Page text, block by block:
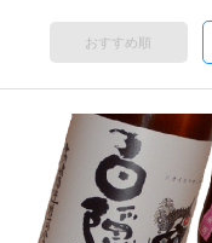
おすすめ順